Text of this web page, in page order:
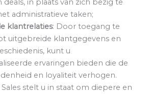
administratieve taken;
klantrelaties: Door toegang te
uitgebreide klantgegevens en
kunt u
ervaringen bieden die de
en loyaliteit verhogen.
stelt u in staat om diepere en